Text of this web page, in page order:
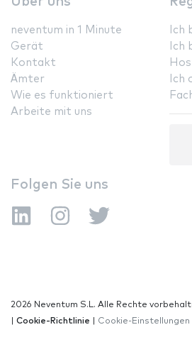
neventum in 1 Minute
Gerät
Kontakt
Ämter
Wie es funktioniert
Arbeite mit uns
Ich
Ich
Ich
Folgen Sie uns
2026 Neventum S.L. Alle Rechte
Cookie-Richtlinie Cookie-Einstellungen